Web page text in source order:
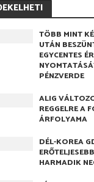
TÖBB MINT
UTÁN
EGYCENTES
PÉNZVERDE
ALIG
REGGELRE A
ÁRFOLYAMA
DÉL-KOREA
HARMADIK